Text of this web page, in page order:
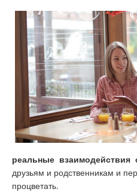
реальные
друзьям и родственникам и
процветать.